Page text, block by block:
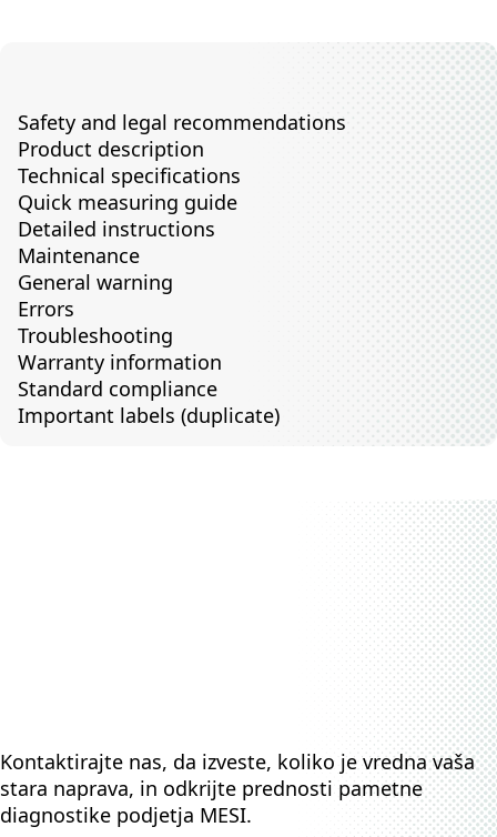
Safety and legal recommendations
Product description
Technical specifications
Quick measuring guide
Detailed instructions
Maintenance
General warning
Errors
Troubleshooting
Warranty information
Standard compliance
Important labels (duplicate)
Kontaktirajte nas, da izveste, koliko je vredna vaša
stara naprava, in odkrijte prednosti pametne
diagnostike podjetja MESI.